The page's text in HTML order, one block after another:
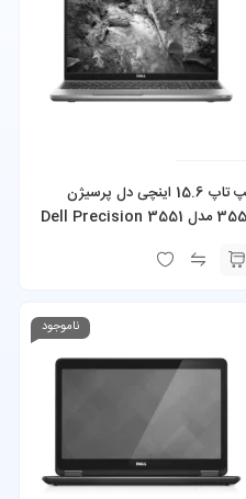
لپ تاپ 15.6 اینچی دل پرسیژن
3551 مدل Dell Precision 3551
512GB SSD
ناموجود